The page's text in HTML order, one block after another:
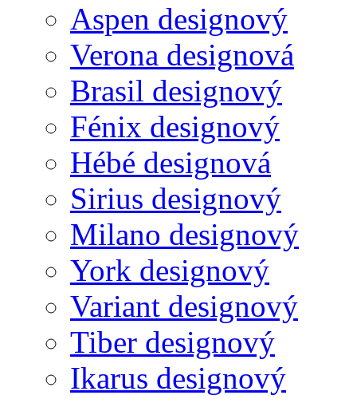
Aspen designový
Verona designová
Brasil designový
Fénix designový
Hébé designová
Sirius designový
Milano designový
York designový
Variant designový
Tiber designový
Ikarus designový